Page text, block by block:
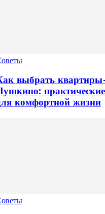
выбрать
комфортной жизни